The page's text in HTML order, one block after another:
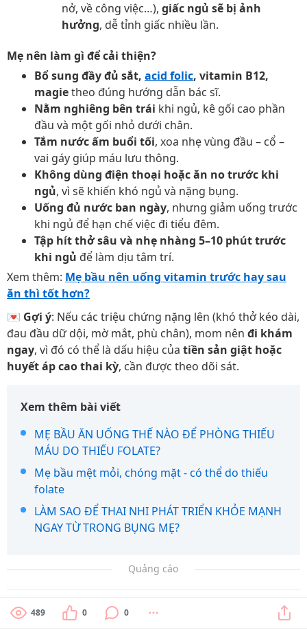
nở, về công việc…), giấc ngủ sẽ bị ảnh
hưởng, dễ tỉnh giấc nhiều lần.
Mẹ nên làm gì để cải thiện?
Bổ sung đầy đủ sắt, acid folic, vitamin B12,
magietheo đúng hướng dẫn bác sĩ.
Nằm nghiêng bên trái khi ngủ, kê gối cao phần
đầu và một gối nhỏ dưới chân.
Tắm nước ấm buổi tối, xoa nhẹ vùng đầu – cổ –
vai gáy giúp máu lưu thông.
Không dùng điện thoại hoặc ăn no trước khi
ngủ, vì sẽ khiến khó ngủ và nặng bụng.
Uống đủ nước ban ngày, nhưng giảm uống trước
khi ngủ để hạn chế việc đi tiểu đêm.
Tập hít thở sâu và nhẹ nhàng 5–10 phút trước
khi ngủ để làm dịu tâm trí.
Xem thêm: Mẹ bầu nên uống vitamin trước hay sau
ăn thì tốt hơn?
💌 Gợi ý: Nếu các triệu chứng nặng lên (khó thở kéo dài,
đau đầu dữ dội, mờ mắt, phù chân), mom nên đi khám
ngay, vì đó có thể là dấu hiệu của tiền sản giật hoặc
huyết áp cao thai kỳ, cần được theo dõi sát.
Xem thêm bài viết
MẸ BẦU ĂN UỐNG THẾ NÀO ĐỂ PHÒNG THIẾU
MÁU DO THIẾU FOLATE?
Mẹ bầu mệt mỏi, chóng mặt - có thể do thiếu
folate
LÀM SAO ĐỂ THAI NHI PHÁT TRIỂN KHỎE MẠNH
NGAY TỪ TRONG BỤNG MẸ?
Quảng cáo
489 0 0